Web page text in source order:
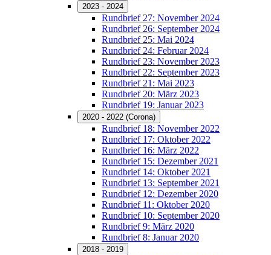
2023 - 2024
Rundbrief 27: November 2024
Rundbrief 26: September 2024
Rundbrief 25: Mai 2024
Rundbrief 24: Februar 2024
Rundbrief 23: November 2023
Rundbrief 22: September 2023
Rundbrief 21: Mai 2023
Rundbrief 20: März 2023
Rundbrief 19: Januar 2023
2020 - 2022 (Corona)
Rundbrief 18: November 2022
Rundbrief 17: Oktober 2022
Rundbrief 16: März 2022
Rundbrief 15: Dezember 2021
Rundbrief 14: Oktober 2021
Rundbrief 13: September 2021
Rundbrief 12: Dezember 2020
Rundbrief 11: Oktober 2020
Rundbrief 10: September 2020
Rundbrief 9: März 2020
Rundbrief 8: Januar 2020
2018 - 2019